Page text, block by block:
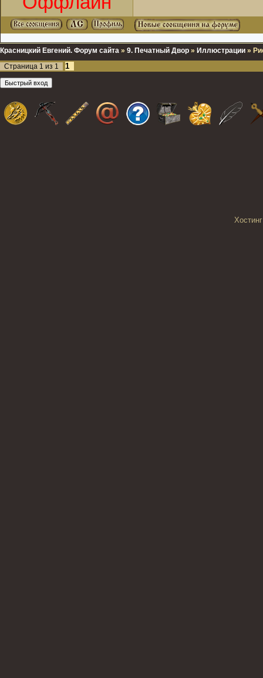
Красницкий Евгений. Форум сайта » 9. Печатный Двор » Иллюстрации »
Страница 1 из 1 1